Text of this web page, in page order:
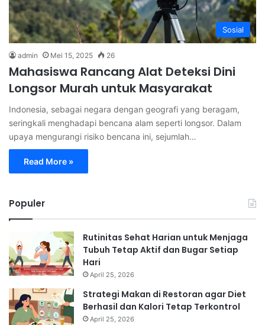
Sosial
admin Mei 15, 2025 26
Mahasiswa Rancang Alat Deteksi Dini
Longsor Murah untuk Masyarakat
Indonesia, sebagai negara dengan geografi yang beragam,
seringkali menghadapi bencana alam seperti longsor. Dalam
upaya mengurangi risiko bencana ini, sejumlah…
Read More »
Populer
Rutinitas Sehat Harian untuk Menjaga
Tubuh Tetap Aktif dan Bugar Setiap
Hari
April 25, 2026
Strategi Makan di Restoran agar Diet
Berhasil dan Kalori Tetap Terkontrol
April 25, 2026